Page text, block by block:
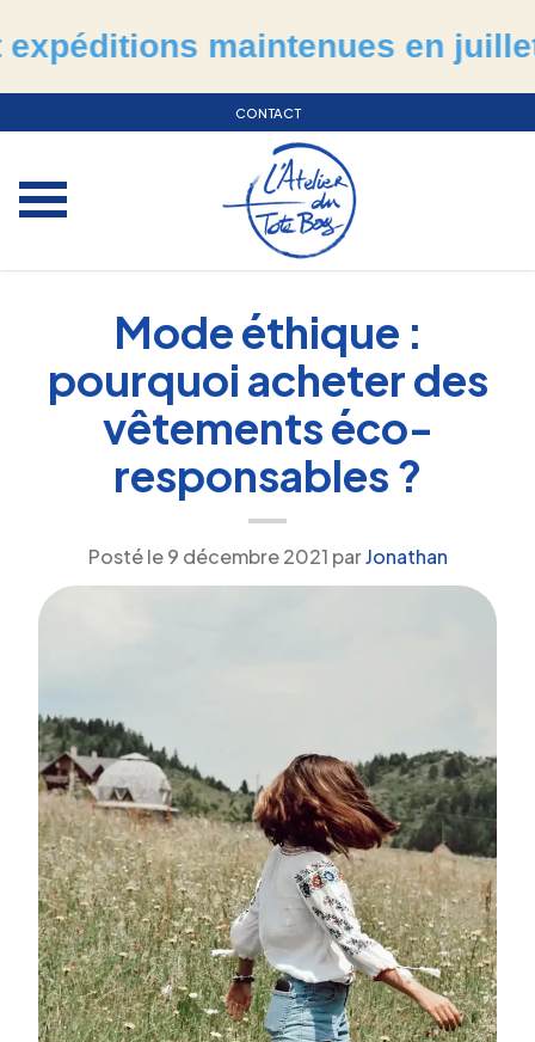
maintenues en juillet &
CONTACT
Mode éthique :
pourquoi acheter des
vêtements éco-
responsables ?
Posté le 9 décembre 2021 parJonathan